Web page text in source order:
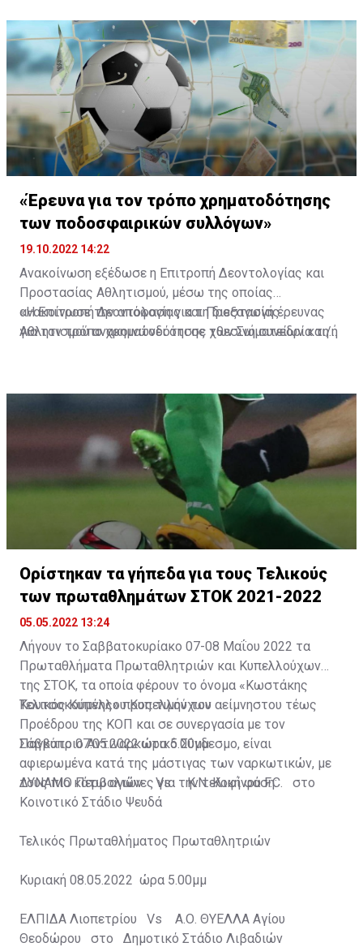
«Έρευνα για τον τρόπο χρηματοδότησης
των ποδοσφαιρικών συλλόγων»
19.10.2022 14:22
Ανακοίνωση εξέδωσε η Επιτροπή Δεοντολογίας και
Προστασίας Αθλητισμού, μέσω της οποίας
ανακοίνωσε την απόφαση για τη διεξαγωγή έρευνας
για τον τρόπο χρηματοδότησης των Σωματείων και/ή
«Η Επιτροπή Δεοντολογίας και Προστασίας
Αθλητισμού ανακοινώνει ότι σε χθεσινή συνεδρία της
επαφές με ντόπιους και διεθνείς οίκους για την
εξεύρεση των κατάλληλων για την ανάθεση
διεξαγωγής και ολοκλήρωσης της εν λόγω έρευνας».
Ορίστηκαν τα γήπεδα για τους Τελικούς
των πρωταθλημάτων ΣΤΟΚ 2021-2022
05.05.2022 13:24
Λήγουν το Σαββατοκυρίακο 07-08 Μαΐου 2022 τα
Πρωταθλήματα Πρωταθλητριών και Κυπελλούχων
της ΣΤΟΚ, τα οποία φέρουν το όνομα «Κωστάκης
Κουτσοκούμνης» προς τιμήν του αείμνηστου τέως
Προέδρου της ΚΟΠ και σε συνεργασία με τον
Παγκύπριο Αντιναρκωτικό Σύνδεσμο, είναι
αφιερωμένα κατά της μάστιγας των ναρκωτικών, με
τους πιο κάτω αγώνες για την τελική φάση:
Τελικός Κυπέλλου Κυπελλούχων
Σάββατο 07.05.2022 ώρα 5.00μμ
ΔΥΝΑΜΟ Περβολιών Vs Κ.Ν. Κοφίνου F.C. στο
Κοινοτικό Στάδιο Ψευδά
Τελικός Πρωταθλήματος Πρωταθλητριών
Κυριακή 08.05.2022 ώρα 5.00μμ
ΕΛΠΙΔΑ Λιοπετρίου Vs Α.Ο. ΘΥΕΛΛΑ Αγίου
Θεοδώρου στο Δημοτικό Στάδιο Λιβαδιών